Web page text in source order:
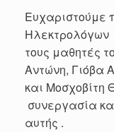
Ευχαριστούμε
Ηλεκτρολόγων
τους μαθητές
Αντώνη, Γιόβα
και Μοσχοβίτη
συνεργασία
αυτής .